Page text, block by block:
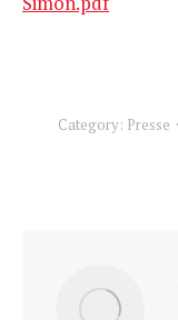
Category: Presse